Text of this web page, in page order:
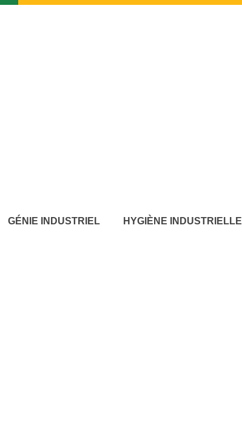
GÉNIE INDUSTRIEL HYGIÈNE INDUSTRIELLE